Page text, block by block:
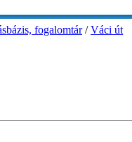
fogalomtár/Váci út